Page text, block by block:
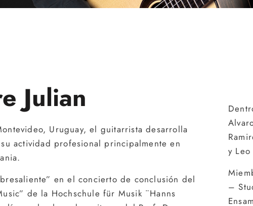
Julian
Uruguay, el guitarrista desarrolla
actividad profesional principalmente en
en el concierto de conclusión del
de la Hochschule für Musik ¨Hanns
y
–